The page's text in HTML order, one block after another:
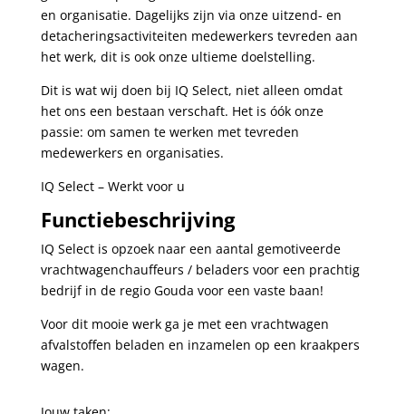
en organisatie. Dagelijks zijn via onze uitzend- en
detacheringsactiviteiten medewerkers tevreden aan
het werk, dit is ook onze ultieme doelstelling.
Dit is wat wij doen bij IQ Select, niet alleen omdat
het ons een bestaan verschaft. Het is óók onze
passie: om samen te werken met tevreden
medewerkers en organisaties.
IQ Select – Werkt voor u
Functiebeschrijving
IQ Select is opzoek naar een aantal gemotiveerde
vrachtwagenchauffeurs / beladers voor een prachtig
bedrijf in de regio Gouda voor een vaste baan!
Voor dit mooie werk ga je met een vrachtwagen
afvalstoffen beladen en inzamelen op een kraakpers
wagen.